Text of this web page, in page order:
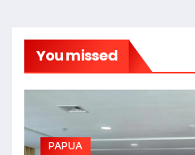
You missed
PAPUA